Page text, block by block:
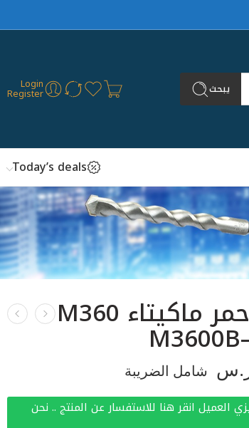
يبحث Login
Register
Today’s deals
ماكينة روتر احمر ماكيتاء M360
شامل الضريبة
العميل انقر هنا للاستفسار عن المنتج .. نحن